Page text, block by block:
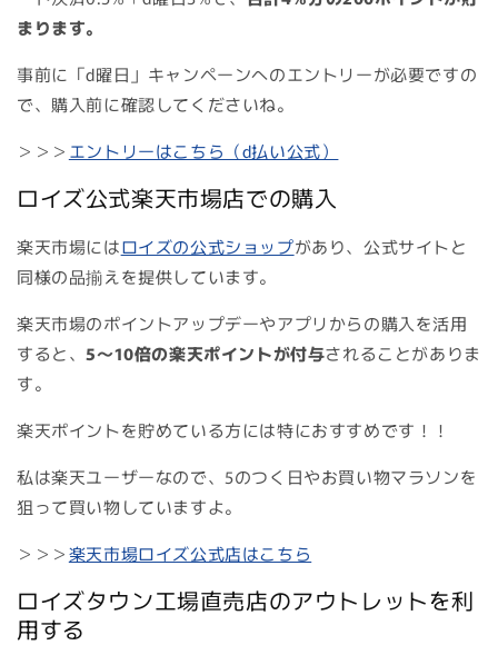
まります。
事前に「d曜日」キャンペーンへのエントリーが必要ですの
で、購入前に確認してくださいね。
＞＞＞ エントリーはこちら（d払い公式）
ロイズ公式楽天市場店での購入
楽天市場にはロイズの公式ショップがあり、公式サイトと
同様の品揃えを提供しています。
楽天市場のポイントアップデーやアプリからの購入を活用
すると、5～10倍の楽天ポイントが付与されることがありま
す。
楽天ポイントを貯めている方には特におすすめです！！
私は楽天ユーザーなので、5のつく日やお買い物マラソンを
狙って買い物していますよ。
＞＞＞楽天市場ロイズ公式店はこちら
ロイズタウン工場直売店のアウトレットを利
用する